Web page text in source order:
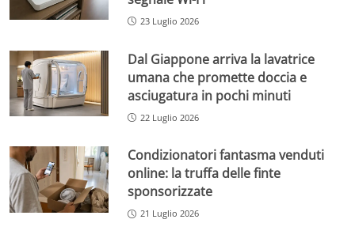
23 Luglio 2026
Dal Giappone arriva la lavatrice
umana che promette doccia e
asciugatura in pochi minuti
22 Luglio 2026
Condizionatori fantasma venduti
online: la truffa delle finte
sponsorizzate
21 Luglio 2026